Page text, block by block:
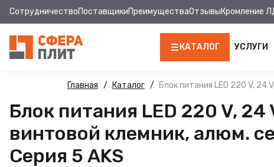
СотрудничествоПоставщикиПреимуществаОтзывыКромление
КАТАЛОГ
ЛДСП
КРОМКА
МДФ
УСЛУГИ
Главная Каталог Блок питания LED 220 V, 24
Блок питания LED 220 V, 24
винтовой клемник, алюм.
Серия 5 AKS